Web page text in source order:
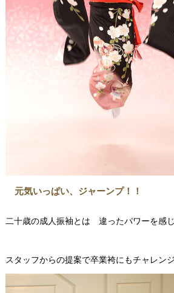
元気いっぱい、ジャーンプ！！
二十歳の成人振袖とは 違ったパワーを感
スタッフからの提案で卒業袴にもチャレンジ